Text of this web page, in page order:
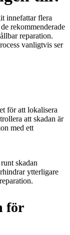
innefattar flera
rekommenderade
reparation.
vanligtvis ser
för att lokalisera
att skadan är
med ett
skadan
ytterligare
för